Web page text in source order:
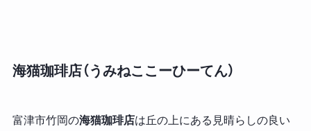
海猫珈琲店（うみねここーひーてん）
富津市竹岡の海猫珈琲店は丘の上にある見晴らしの良い